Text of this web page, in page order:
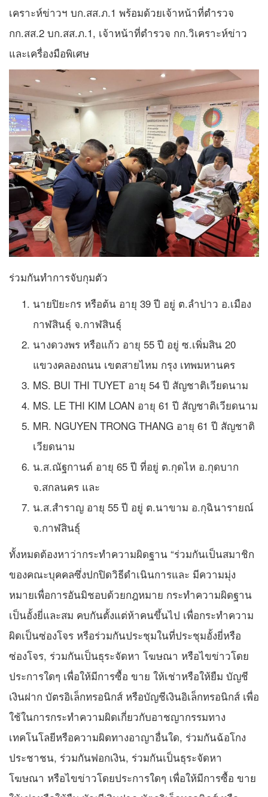
เคราะห์ข่าวฯ บก.สส.ภ.1 พร้อมด้วยเจ้าหน้าที่ตำรวจ
กก.สส.2 บก.สส.ภ.1, เจ้าหน้าที่ตำรวจ กก.วิเคราะห์ข่าว
และเครื่องมือพิเศษ
ร่วมกันทำการจับกุมตัว
นายปิยะกร หรือต้น อายุ 39 ปี อยู่ ต.ลำปาว อ.เมือง
กาฬสินธุ์ จ.กาฬสินธุ์
นางดวงพร หรือแก้ว อายุ 55 ปี อยู่ ซ.เพิ่มสิน 20
แขวงคลองถนน เขตสายไหม กรุง เทพมหานคร
MS. BUI THI TUYET อายุ 54 ปี สัญชาติเวียดนาม
MS. LE THI KIM LOAN อายุ 61 ปี สัญชาติเวียดนาม
MR. NGUYEN TRONG THANG อายุ 61 ปี สัญชาติ
เวียดนาม
น.ส.ณัฐกานต์ อายุ 65 ปี ที่อยู่ ต.กุดไห อ.กุดบาก
จ.สกลนคร และ
น.ส.สำราญ อายุ 55 ปี อยู่ ต.นาขาม อ.กุฉินารายณ์
จ.กาฬสินธุ์
ทั้งหมดต้องหาว่ากระทำความผิดฐาน “ร่วมกันเป็นสมาชิก
ของคณะบุคคลซึ่งปกปิดวิธีดำเนินการและ มีความมุ่ง
หมายเพื่อการอันมิชอบด้วยกฎหมาย กระทำความผิดฐาน
เป็นอั้งยี่และสม คบกันตั้งแต่ห้าคนขึ้นไป เพื่อกระทำความ
ผิดเป็นซ่องโจร หรือร่วมกันประชุมในที่ประชุมอั้งยี่หรือ
ซ่องโจร, ร่วมกันเป็นธุระจัดหา โฆษณา หรือไขข่าวโดย
ประการใดๆ เพื่อให้มีการซื้อ ขาย ให้เช่าหรือให้ยืม บัญชี
เงินฝาก บัตรอิเล็กทรอนิกส์ หรือบัญชีเงินอิเล็กทรอนิกส์ เพื่อ
ใช้ในการกระทำความผิดเกี่ยวกับอาชญากรรมทาง
เทคโนโลยีหรือความผิดทางอาญาอื่นใด, ร่วมกันฉ้อโกง
ประชาชน, ร่วมกันฟอกเงิน, ร่วมกันเป็นธุระจัดหา
โฆษณา หรือไขข่าวโดยประการใดๆ เพื่อให้มีการซื้อ ขาย